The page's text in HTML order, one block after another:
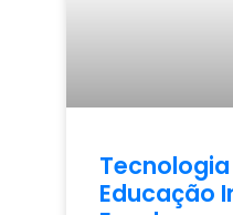
Educação